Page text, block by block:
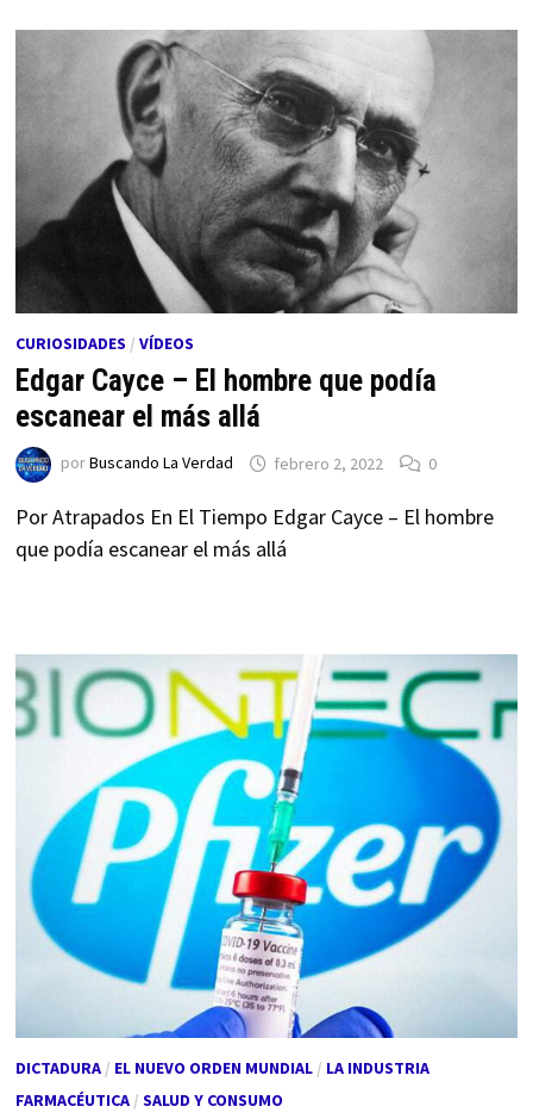
CURIOSIDADES / VÍDEOS
Edgar Cayce – El hombre que podía
escanear el más allá
porBuscando La Verdad febrero 2, 2022 0
Por Atrapados En El Tiempo Edgar Cayce – El hombre
que podía escanear el más allá
DICTADURA/ EL NUEVO ORDEN MUNDIAL/ LA INDUSTRIA
FARMACÉUTICA/ SALUD Y CONSUMO